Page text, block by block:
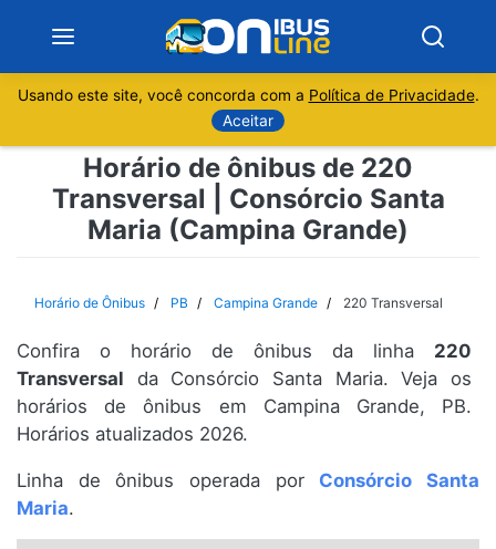
Sobre
Minas Gerais
Rio de Janeiro
Espírito Santo
Santa Catarina
Usando este site, você concorda com a Política de Privacidade.
Aceitar
Horário de ônibus de 220
Transversal | Consórcio Santa
Maria (Campina Grande)
Horário de Ônibus PB Campina Grande 220 Transversal
Confira o horário de ônibus da linha 220
Transversal da Consórcio Santa Maria. Veja os
horários de ônibus em Campina Grande, PB.
Horários atualizados 2026.
Linha de ônibus operada por Consórcio Santa
Maria.